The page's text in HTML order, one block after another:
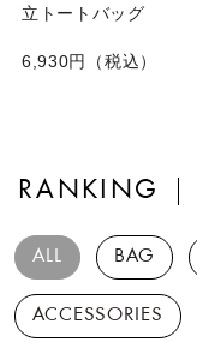
立トートバッグ
6,930円（税込）
RANKING
ALL BAG
ACCESSORIES